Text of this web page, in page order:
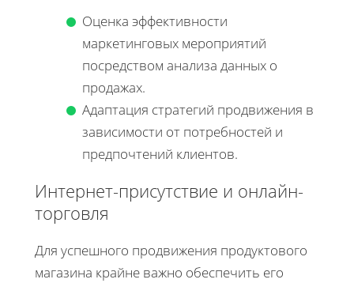
Оценка эффективности
маркетинговых мероприятий
посредством анализа данных о
продажах.
Адаптация стратегий продвижения в
зависимости от потребностей и
предпочтений клиентов.
Интернет-присутствие и онлайн-
торговля
Для успешного продвижения продуктового
магазина крайне важно обеспечить его